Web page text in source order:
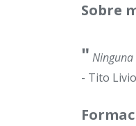
Sobre
"
- Tito